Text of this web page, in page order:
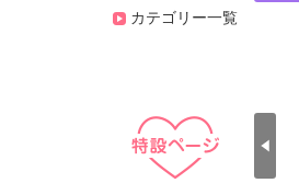
カテゴリー一覧